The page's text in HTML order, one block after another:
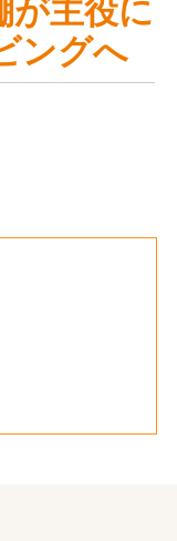
が主役に
ングへ